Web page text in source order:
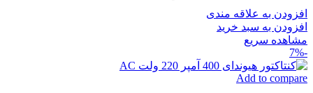
افزودن به علاقه مندی
افزودن به سبد خرید
مشاهده سریع
-7%
Add to compare